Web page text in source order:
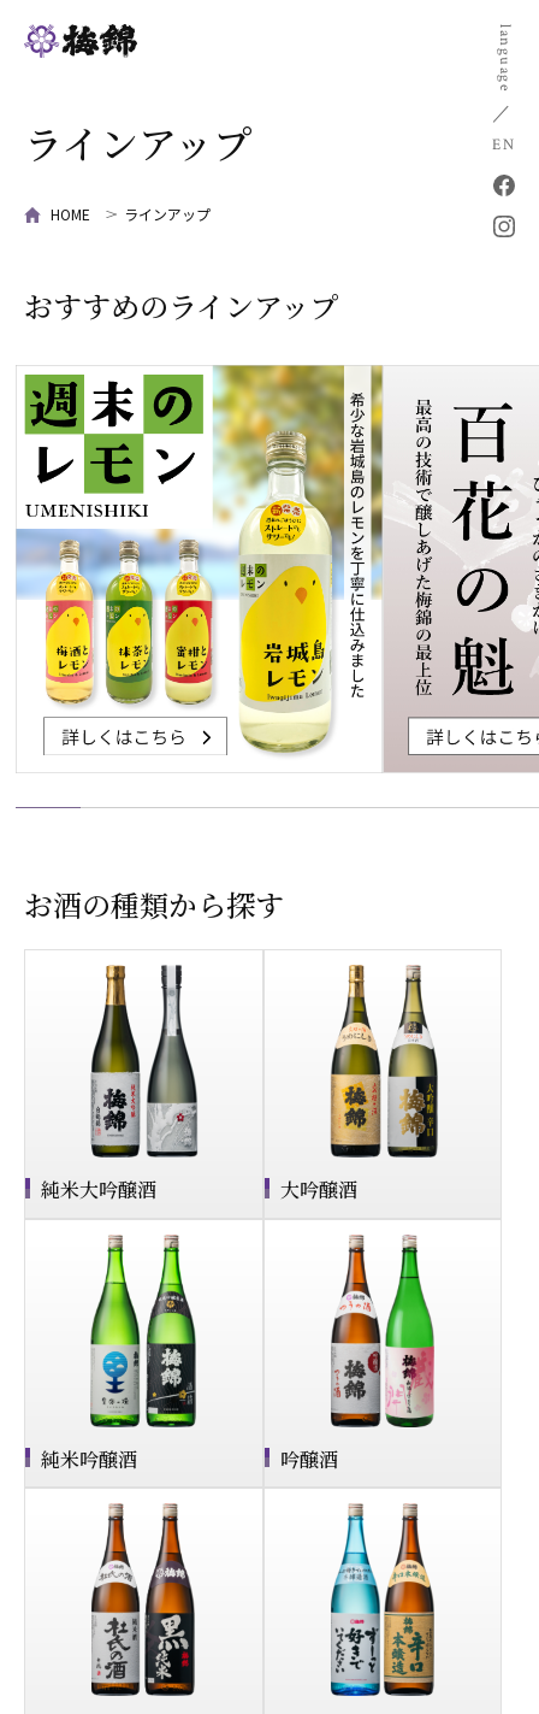
language
EN
ラインアップ
HOME ラインアップ
おすすめのラインアップ
お酒の種類から探す
純米大吟醸酒 大吟醸酒
純米吟醸酒 吟醸酒